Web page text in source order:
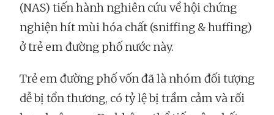
(NAS) tiến hành nghiên cứu về hội chứng
nghiện hít mùi hóa chất (sniffing & huffing)
ở trẻ em đường phố nước này.
Trẻ em đường phố vốn đã là nhóm đối tượng
dễ bị tổn thương, có tỷ lệ bị trầm cảm và rối